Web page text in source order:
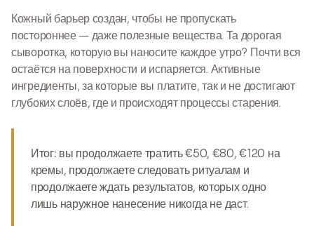
Кожный барьер создан, чтобы не пропускать
постороннее — даже полезные вещества. Та дорогая
сыворотка, которую вы наносите каждое утро? Почти вся
остаётся на поверхности и испаряется. Активные
ингредиенты, за которые вы платите, так и не достигают
глубоких слоёв, где и происходят процессы старения.
Итог: вы продолжаете тратить €50, €80, €120 на
кремы, продолжаете следовать ритуалам и
продолжаете ждать результатов, которых одно
лишь наружное нанесение никогда не даст.